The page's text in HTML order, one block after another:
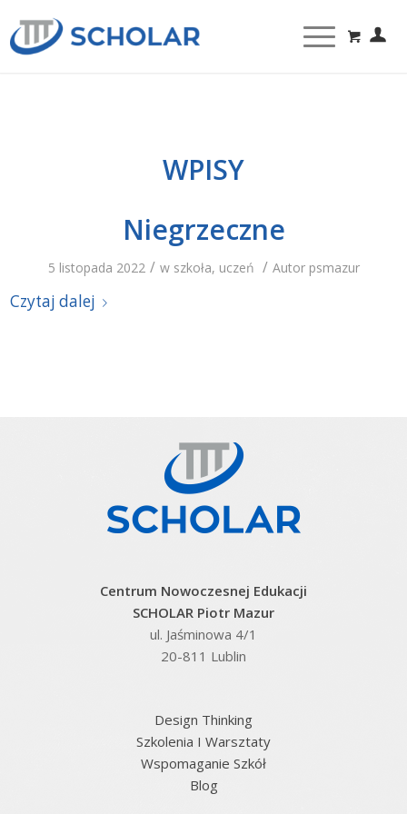
WPISY
Niegrzeczne
5 listopada 2022 / w szkoła, uczeń / Autor psmazur
Czytaj dalej
Centrum Nowoczesnej Edukacji
SCHOLAR Piotr Mazur
ul. Jaśminowa 4/1
20-811 Lublin
Design Thinking
Szkolenia I Warsztaty
Wspomaganie Szkół
Blog